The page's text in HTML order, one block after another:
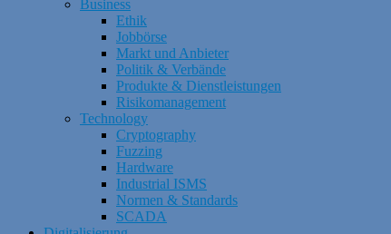
Business
Ethik
Jobbörse
Markt und Anbieter
Politik & Verbände
Produkte & Dienstleistungen
Risikomanagement
Technology
Cryptography
Fuzzing
Hardware
Industrial ISMS
Normen & Standards
SCADA